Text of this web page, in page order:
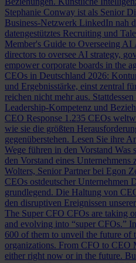
Stephanie Conway ist als Senior
Business-Netzwerk LinkedIn nah
datengestütztes Recruiting und
Member's Guide to Overseeing AI
directors to oversee AI strategy,
empower corporate boards in the
CEOs in Deutschland 2026:
und Ergebnisstärke, einst zentral
reichen nicht mehr aus.
Leadership-Kompetenz und
CEO Response 1.235 CEOs
wie sie die größten
gegenüberstehen. Lesen Sie ihre
Wege führen in den Vorstand Was
den Vorstand eines
Wolters, Senior Partner bei Egon
CEOs ostdeutscher Unternehmen
grundlegend. Die Haltung von
den disruptiven Ereignissen
The Super CFO CFOs are taking
and evolving into “super CFOs.”
600 of them to unveil the future of
organizations. From CFO to CEO
either right now or in the future.